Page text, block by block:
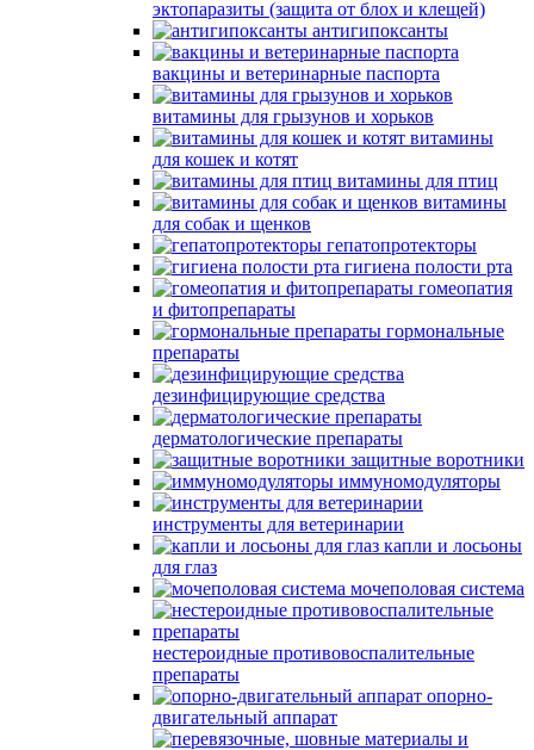
эктопаразиты (защита от блох и клещей)
антигипоксанты
вакцины и ветеринарные паспорта
витамины для грызунов и хорьков
витамины
для кошек и котят
витамины для птиц
витамины
для собак и щенков
гепатопротекторы
гигиена полости рта
гомеопатия
и фитопрепараты
гормональные
препараты
дезинфицирующие средства
дерматологические препараты
защитные воротники
иммуномодуляторы
инструменты для ветеринарии
капли и лосьоны
для глаз
мочеполовая система
нестероидные противовоспалительные
препараты
опорно-
двигательный аппарат